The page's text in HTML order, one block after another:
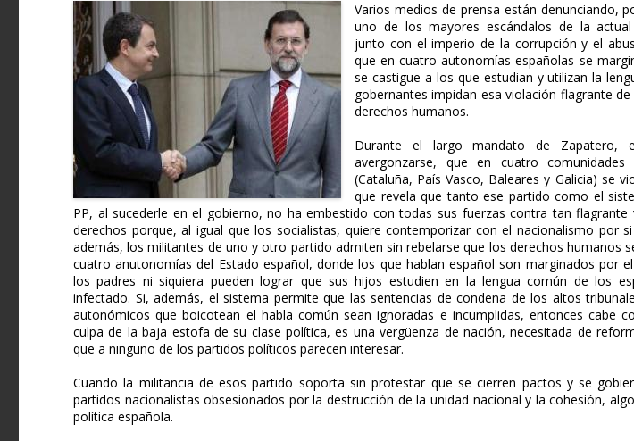
Varios medios de prensa están denunciando,
uno de los mayores escándalos de la actual
junto con el imperio de la corrupción y el
que en cuatro autonomías españolas se
se castigue a los que estudian y utilizan la
gobernantes impidan esa violación flagrante
derechos humanos.
Durante el largo mandato de Zapatero,
avergonzarse, que en cuatro comunidades
(Cataluña, País Vasco, Baleares y Galicia) se
que revela que tanto ese partido como el
PP, al sucederle en el gobierno, no ha embestido con todas sus fuerzas contra tan flagrante
derechos porque, al igual que los socialistas, quiere contemporizar con el nacionalismo por
además, los militantes de uno y otro partido admiten sin rebelarse que los derechos humanos
cuatro anutonomías del Estado español, donde los que hablan español son marginados por
los padres ni siquiera pueden lograr que sus hijos estudien en la lengua común de los
infectado. Si, además, el sistema permite que las sentencias de condena de los altos
autonómicos que boicotean el habla común sean ignoradas e incumplidas, entonces cabe
culpa de la baja estofa de su clase política, es una vergüenza de nación, necesitada de
que a ninguno de los partidos políticos parecen interesar.
Cuando la militancia de esos partido soporta sin protestar que se cierren pactos y se
partidos nacionalistas obsesionados por la destrucción de la unidad nacional y la cohesión,
política española.